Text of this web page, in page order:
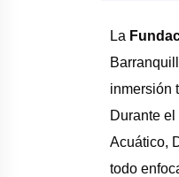
La
inmersión
Durante
Acuático,
todo